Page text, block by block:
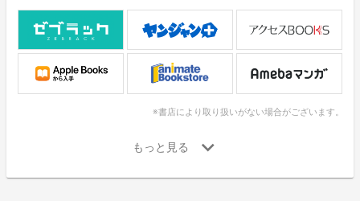
※書店により取り扱いがない場合がございます。